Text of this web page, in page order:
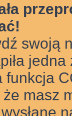
swoją
funkcja
masz